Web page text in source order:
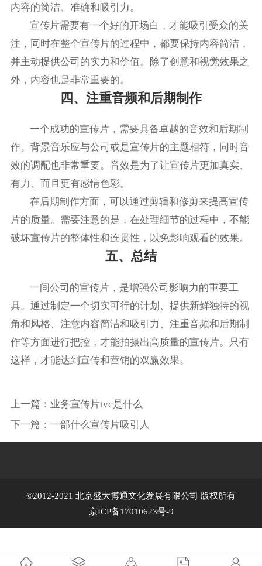
内容的简洁、准确和吸引力。
宣传片需要有一个好的开场白，才能吸引受众的关
注，同时在整个宣传片的过程中，都要保持内容简洁，
并主动提供公司的实力和价值。除了创意和视觉效果之
外，内容也是非常重要的。
四、注重音频和后期制作
一个成功的宣传片，需要具备卓越的音效和后期制
作。背景音乐应与公司或是宣传片的主题相符，同时音
效的调配也非常重要。音效是为了让宣传片更加真实、
有力、而且更有感情色彩。
在后期制作方面，可以通过剪辑和修剪来提高宣传
片的质量。需要注意的是，在处理细节的过程中，不能
破坏宣传片的整体性和连贯性，以免影响观看的效果。
五、总结
一间公司的宣传片，是增强公司影响力的重要工
具。通过制定一个切实可行的计划、提供新鲜独特的视
角和风格、注意内容简洁和吸引力、注重音频和后期制
作等方面进行把控，才能拍摄出高质量的宣传片。只有
这样，才能达到宣传和营销的双赢效果。
上一篇： 业务宣传片tvc是什么
下一篇： 一部什么宣传片吸引人
©2012-2021 北京盛大博通文化发展有限公司 版权所有
京ICP备17010623号-9